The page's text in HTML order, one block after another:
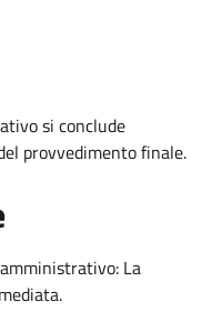
si conclude
provvedimento finale.
La